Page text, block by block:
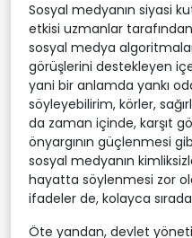
Sosyal medyanın siyasi
etkisi uzmanlar
sosyal medya
görüşlerini destekleyen
yani bir anlamda yankı
söyleyebilirim, körler,
da zaman içinde, karşıt
önyargının güçlenmesi
sosyal medyanın
hayatta söylenmesi zor
ifadeler de, kolayca
Öte yandan, devlet